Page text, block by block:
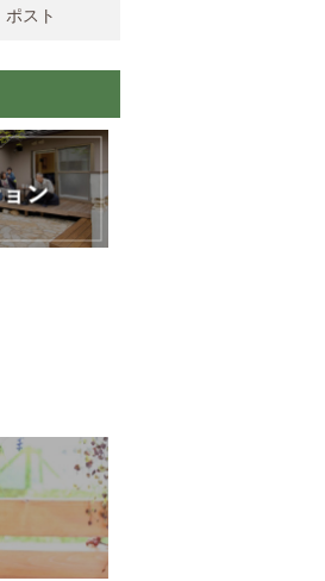
ポスト